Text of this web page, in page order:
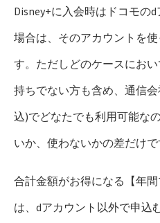
Disney+に入会時はドコモの
場合は、そのアカウントを
す。ただしどのケースにお
持ちでない方も含め、通信
込)でどなたでも利用可能な
いか、使わないかの差だけで
合計金額がお得になる【年
は、dアカウント以外で申込